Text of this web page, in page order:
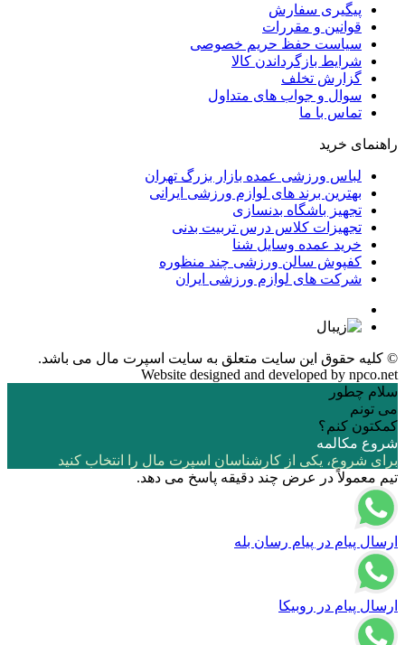
پیگیری سفارش
قوانین و مقررات
سیاست حفظ حریم خصوصی
شرایط بازگرداندن کالا
گزارش تخلف
سوال و جواب های متداول
تماس با ما
راهنمای خرید
لباس ورزشی عمده بازار بزرگ تهران
بهترین برند های لوازم ورزشی ایرانی
تجهیز باشگاه بدنسازی
تجهیزات کلاس درس تربیت بدنی
خرید عمده وسایل شنا
کفپوش سالن ورزشی چند منظوره
شرکت های لوازم ورزشی ایران
© کلیه حقوق این سایت متعلق به سایت اسپرت مال می باشد.
Website designed and developed by npco.net
سلام چطور
می تونم
کمکتون کنم؟
شروع مکالمه
برای شروع، یکی از کارشناسان اسپرت مال را انتخاب کنید
تیم معمولاً در عرض چند دقیقه پاسخ می دهد.
ارسال پیام در پیام رسان بله
ارسال پیام در روبیکا